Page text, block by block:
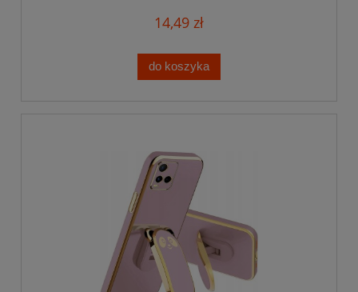
14,49 zł
do koszyka